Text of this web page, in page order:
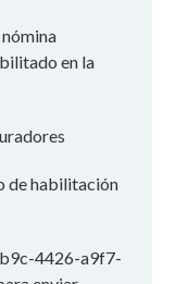
en la
de habilitación
4426-a9f7-